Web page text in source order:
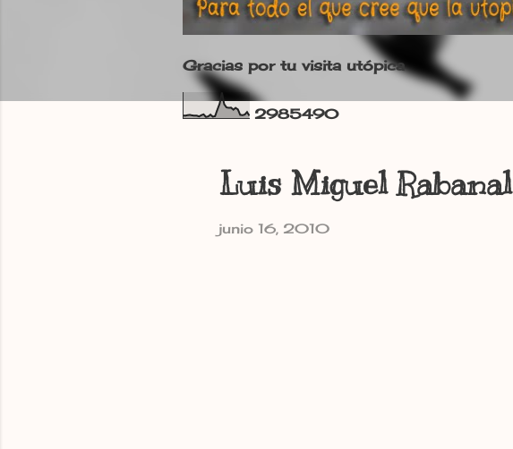
Gracias por tu visita utópica
2985490
Luis Miguel Rabanal
junio 16, 2010